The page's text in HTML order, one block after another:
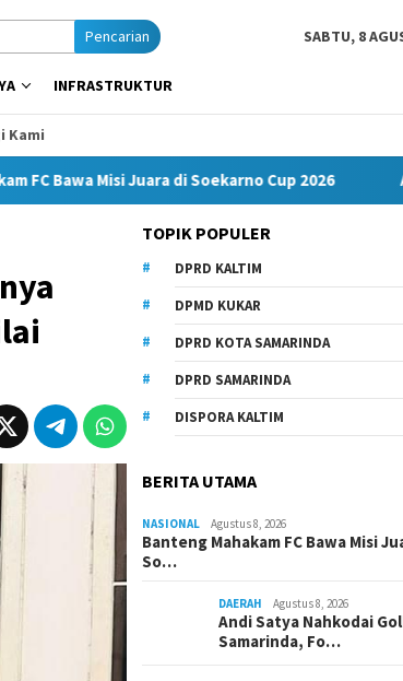
Pencarian SABTU, 8
INFRASTRUKTUR
Kami
Misi Juara di Soekarno Cup 2026 Andi Satya
TOPIK POPULER
DPRD KALTIM
DPMD KUKAR
DPRD KOTA SAMARINDA
DPRD SAMARINDA
DISPORA KALTIM
BERITA UTAMA
NASIONAL Agustus 8, 2026
Banteng Mahakam FC Bawa Misi
So…
DAERAH Agustus 8, 2026
Andi Satya Nahkodai
Samarinda, Fo…